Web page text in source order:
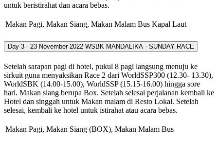
untuk beristirahat dan acara bebas.
Makan Pagi, Makan Siang, Makan Malam Bus Kapal Laut
Day 3 - 23 November 2022 WSBK MANDALIKA - SUNDAY RACE
Setelah sarapan pagi di hotel, pukul 8 pagi langsung menuju ke
sirkuit guna menyaksikan Race 2 dari WorldSSP300 (12.30- 13.30),
WorldSBK (14.00-15.00), WorldSSP (15.15-16.00) hingga sore
hari. Makan siang berupa Box. Setelah selesai perjalanan kembali ke
Hotel dan singgah untuk Makan malam di Resto Lokal. Setelah
selesai, kembali ke hotel untuk istirahat atau acara bebas.
Makan Pagi, Makan Siang (BOX), Makan Malam Bus